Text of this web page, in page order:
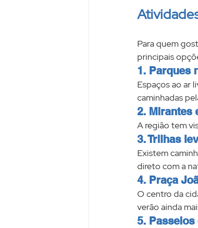
Para quem
principais
1. Parques
Espaços ao ar
caminhadas
2. Mirantes
A região tem
3. Trilhas
Existem
direto com a
4. Praça
O centro da
verão ainda
5.